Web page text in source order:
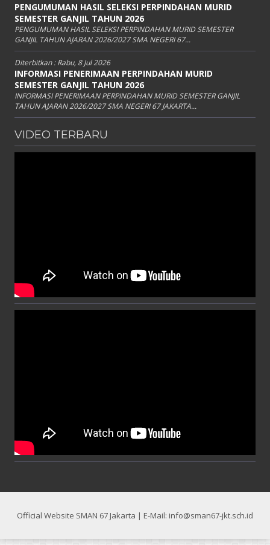
PENGUMUMAN HASIL SELEKSI PERPINDAHAN MURID
SEMESTER GANJIL TAHUN 2026
PENGUMUMAN HASIL SELEKSI PERPINDAHAN MURID SEMESTER
GANJIL TAHUN AJARAN 2026/2027 SMA NEGERI 67...
Diterbitkan :Rabu, 8 Jul 2026
INFORMASI PENERIMAAN PERPINDAHAN MURID
SEMESTER GANJIL TAHUN 2026
INFORMASI PENERIMAAN PERPINDAHAN MURID SEMESTER GANJIL
TAHUN AJARAN 2026/2027 SMA NEGERI 67 JAKARTA...
VIDEO TERBARU
Official Website SMAN 67 Jakarta | E-Mail: info@sman67-jkt.sch.id